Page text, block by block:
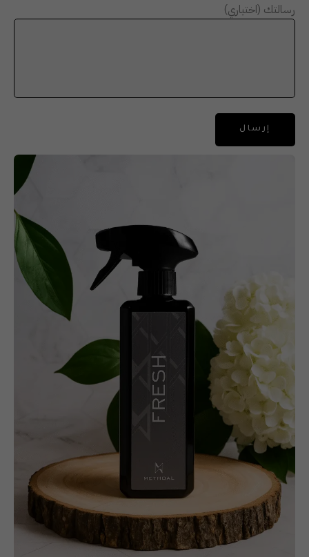
رسالتك (اختياري)